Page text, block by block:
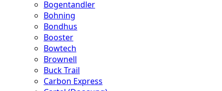
Bogentandler
Bohning
Bondhus
Booster
Bowtech
Brownell
Buck Trail
Carbon Express